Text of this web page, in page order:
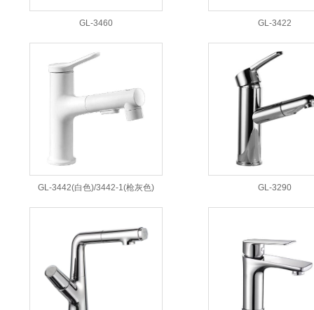
GL-3460 GL-3422
GL-3442(白色)/3442-1(枪灰色) GL-3290